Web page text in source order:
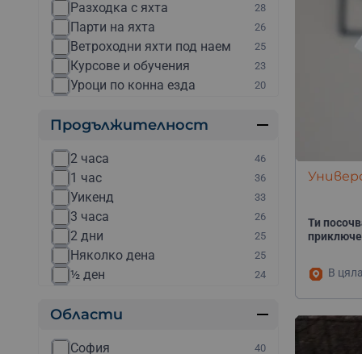
Разходка с яхта 28
Парти на яхта 26
Ветроходни яхти под наем 25
Курсове и обучения 23
Уроци по конна езда 20
Екстремно шофиране 13
Офроуд с джипове 9
Скок с бънджи 9
Други 8
Рафтинг 8
Каране на колело 7
Планински преходи 7
Полет със самолет 7
Гмуркане с акваланг 5
Продължителност
2 часа 46
1 час 36
Уикенд 33
3 часа 26
2 дни 25
Няколко дена 25
½ ден 24
1 ден 16
Области
София 40
Ти
В